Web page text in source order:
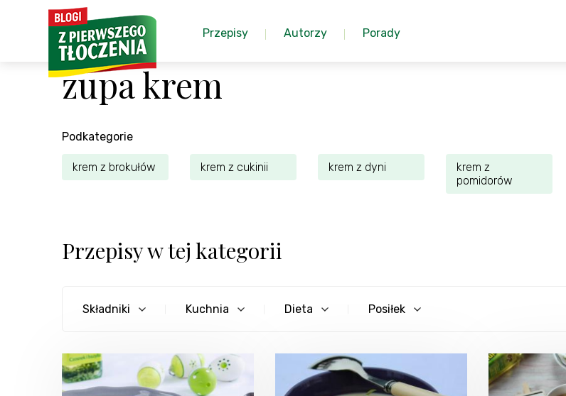
Przepisy Autorzy Porady
zupa krem
Podkategorie
krem z brokułów krem z cukinii krem z dyni
krem z
pomidorów
Przepisy w tej kategorii
Składniki Kuchnia Dieta Posiłek